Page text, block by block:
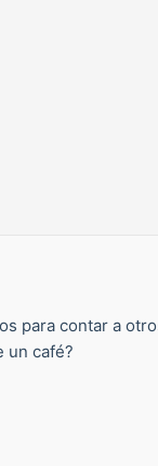
para contar a
un café?